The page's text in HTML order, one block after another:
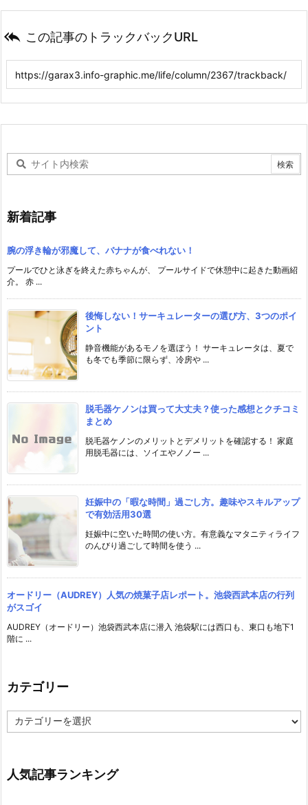
 この記事のトラックバックURL
新着記事
腕の浮き輪が邪魔して、バナナが食べれない！
プールでひと泳ぎを終えた赤ちゃんが、 プールサイドで休憩中に起きた動画紹
介。 赤 ...
後悔しない！サーキュレーターの選び方、3つのポイ
ント
静音機能があるモノを選ぼう！ サーキュレータは、夏で
も冬でも季節に限らず、冷房や ...
脱毛器ケノンは買って大丈夫？使った感想とクチコミ
まとめ
脱毛器ケノンのメリットとデメリットを確認する！ 家庭
用脱毛器には、ソイエやノノー ...
妊娠中の「暇な時間」過ごし方。趣味やスキルアップ
で有効活用30選
妊娠中に空いた時間の使い方。有意義なマタニティライフ
のんびり過ごして時間を使う ...
オードリー（AUDREY）人気の焼菓子店レポート。池袋西武本店の行列
がスゴイ
AUDREY（オードリー）池袋西武本店に潜入 池袋駅には西口も、東口も地下1
階に ...
カテゴリー
テ
ー
人気記事ランキング